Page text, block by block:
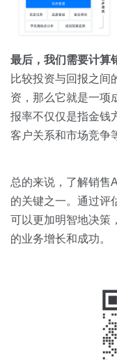
最后，我们需要计算
比较投资与回报之间
资，那么它就是一项
报率不仅仅是指金钱
客户关系和市场竞争
总的来说，了解销售
的关键之一。通过评
可以更加明智地决策
的业务增长和成功。